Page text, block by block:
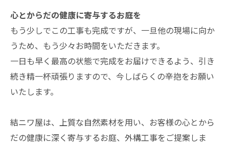
心とからだの健康に寄与するお庭を
もう少しでこの工事も完成ですが、一旦他の現場に向か
うため、もう少々お時間をいただきます。
一日も早く最高の状態で完成をお届けできるよう、引き
続き精一杯頑張りますので、今しばらくの辛抱をお願い
いたします。
結ニワ屋は、上質な自然素材を用い、お客様の心とから
だの健康に深く寄与するお庭、外構工事をご提案しま